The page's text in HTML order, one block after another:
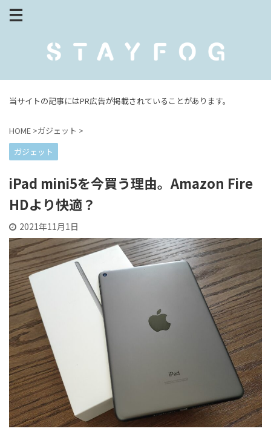
当サイトの記事にはPR広告が掲載されていることがあります。
HOME >ガジェット >
ガジェット
iPad mini5を今買う理由。Amazon Fire
HDより快適？
2021年11月1日